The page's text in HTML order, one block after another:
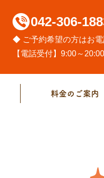
042-306-
◆ ご予約希望の方はお電
【電話受付】9:00～20:00
料金のご案内